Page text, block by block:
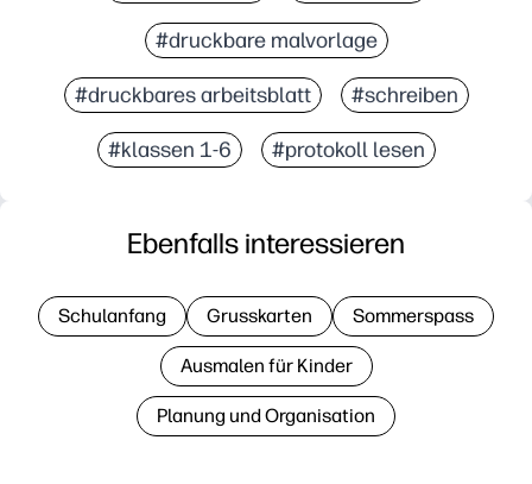
#druckbare malvorlage
#druckbares arbeitsblatt #schreiben
#klassen 1-6 #protokoll lesen
Ebenfalls interessieren
Schulanfang Grusskarten Sommerspass
Ausmalen für Kinder
Planung und Organisation